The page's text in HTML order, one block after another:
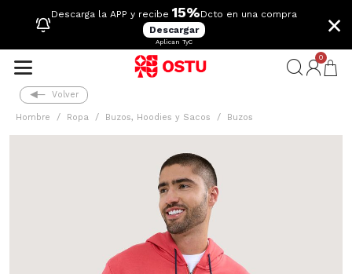
Descarga la APP y recibe 15%Dcto en una compra
Descargar
Aplican TyC
×
0
Volver
Hombre Ropa Buzos, Hoodies y Sacos Buzos